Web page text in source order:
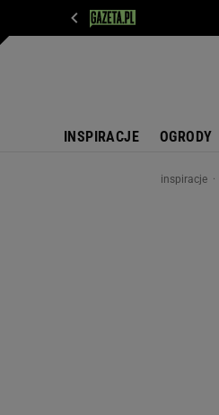
INSPIRACJE OGRODY
inspiracje